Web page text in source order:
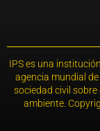
IPS es una
agencia mundial
sociedad civil
ambiente.